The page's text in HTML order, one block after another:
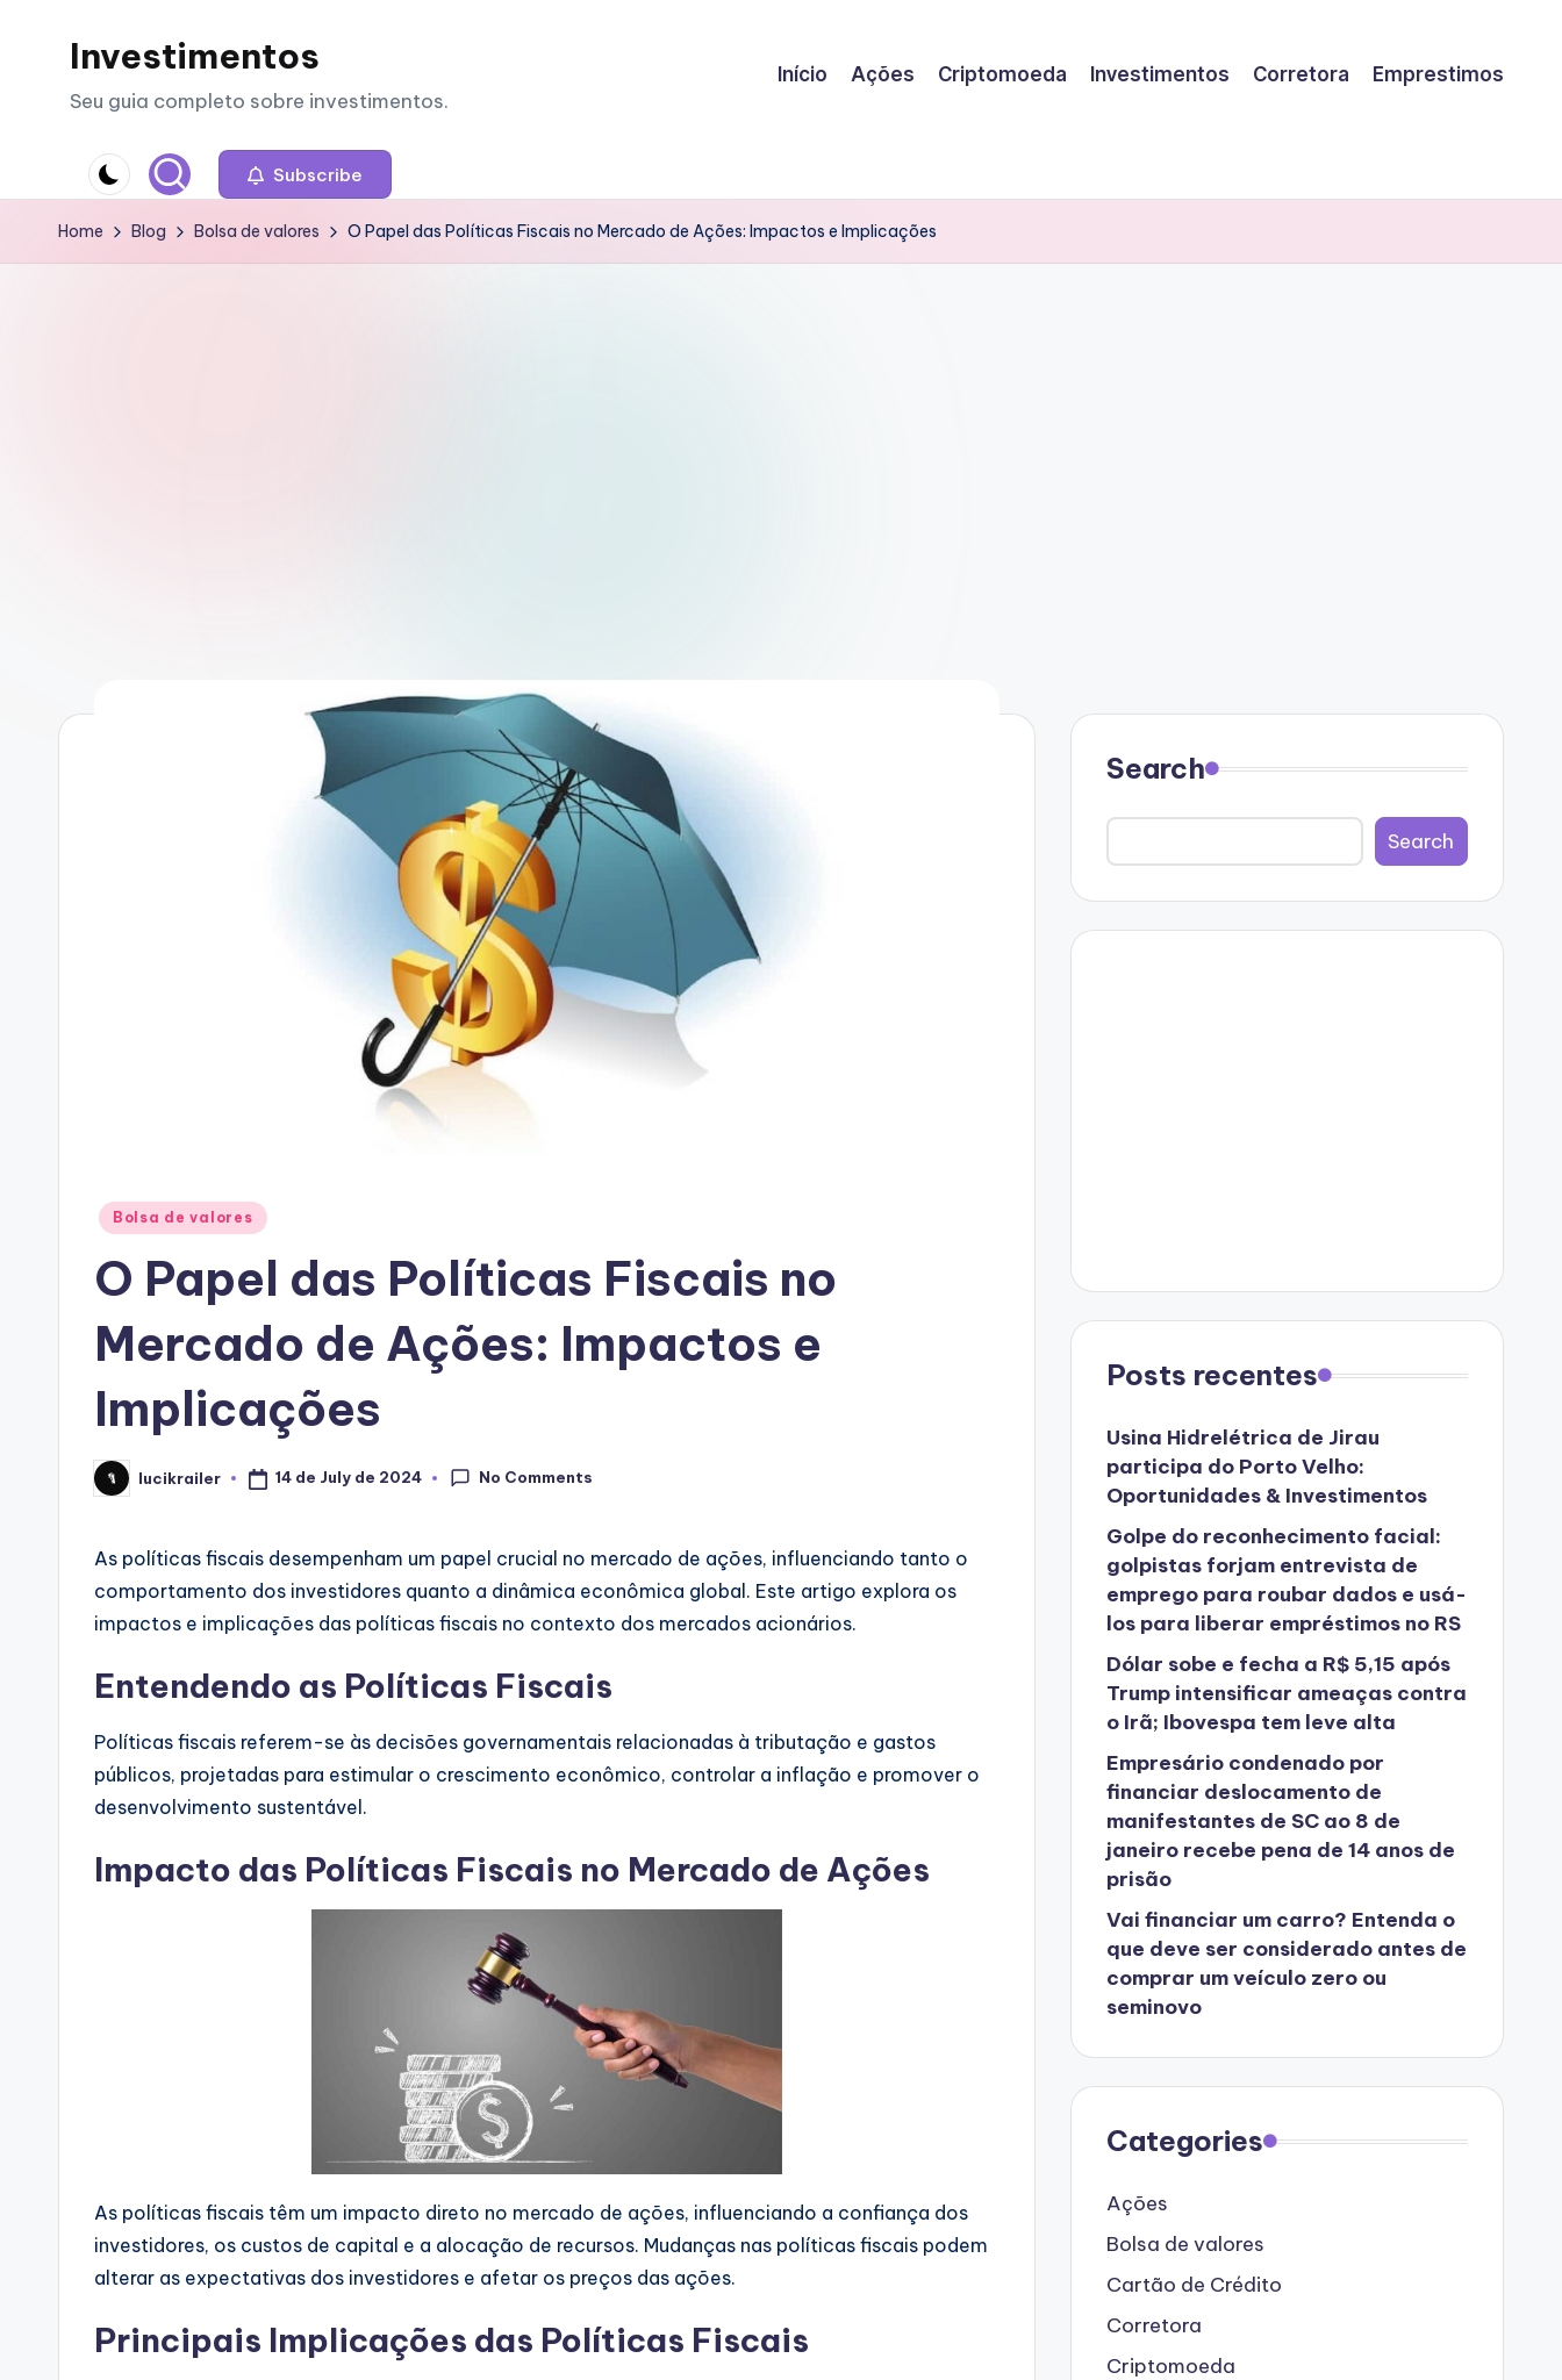
Investimentos
Seu guia completo sobre investimentos.
Início Ações Criptomoeda Investimentos Corretora Emprestimos
Subscribe
Home Blog Bolsa de valores O Papel das Políticas Fiscais no Mercado de Ações: Impactos e Implicações
Posted
Bolsa de valores
O Papel das Políticas Fiscais no
Mercado de Ações: Impactos e
Implicações
Posted
by
lucikrailer 14 de July de 2024 No Comments
As políticas fiscais desempenham um papel crucial no mercado de ações, influenciando tanto o
comportamento dos investidores quanto a dinâmica econômica global. Este artigo explora os
impactos e implicações das políticas fiscais no contexto dos mercados acionários.
Entendendo as Políticas Fiscais
Políticas fiscais referem-se às decisões governamentais relacionadas à tributação e gastos
públicos, projetadas para estimular o crescimento econômico, controlar a inflação e promover o
desenvolvimento sustentável.
Impacto das Políticas Fiscais no Mercado de Ações
As políticas fiscais têm um impacto direto no mercado de ações, influenciando a confiança dos
investidores, os custos de capital e a alocação de recursos. Mudanças nas políticas fiscais podem
alterar as expectativas dos investidores e afetar os preços das ações.
Principais Implicações das Políticas Fiscais
Search
Search
Posts recentes
Usina Hidrelétrica de Jirau
participa do Porto Velho:
Oportunidades & Investimentos
Golpe do reconhecimento facial:
golpistas forjam entrevista de
emprego para roubar dados e usá-
los para liberar empréstimos no RS
Dólar sobe e fecha a R$ 5,15 após
Trump intensificar ameaças contra
o Irã; Ibovespa tem leve alta
Empresário condenado por
financiar deslocamento de
manifestantes de SC ao 8 de
janeiro recebe pena de 14 anos de
prisão
Vai financiar um carro? Entenda o
que deve ser considerado antes de
comprar um veículo zero ou
seminovo
Categories
Ações
Bolsa de valores
Cartão de Crédito
Corretora
Criptomoeda